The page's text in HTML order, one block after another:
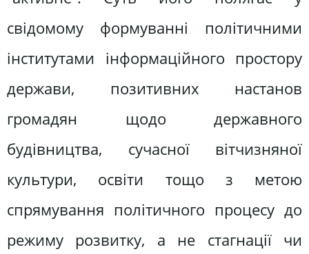
свідомому формуванні політичними
інститутами інформаційного простору
держави, позитивних настанов
громадян щодо державного
будівництва, сучасної вітчизняної
культури, освіти тощо з метою
спрямування політичного процесу до
режиму розвитку, а не стагнації чи